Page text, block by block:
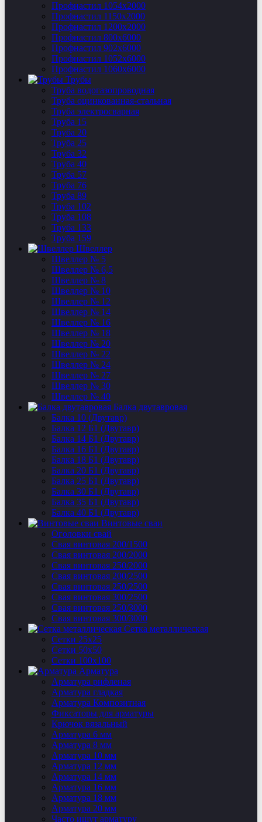
Профнастил 1054х2000
Профнастил 1150х2000
Профнастил 1200х2000
Профнастил 800х6000
Профнастил 902х6000
Профнастил 1052х6000
Профнастил 1060х6000
Трубы
Труба водогазопроводная
Труба оцинкованная-стальная
Труба электросварная
Труба 15
Труба 20
Труба 25
Труба 32
Труба 40
Труба 57
Труба 76
Труба 89
Труба 102
Труба 108
Труба 133
Труба 159
Швеллер
Швеллер № 5
Швеллер № 6,5
Швеллер № 8
Швеллер № 10
Швеллер № 12
Швеллер № 14
Швеллер № 16
Швеллер № 18
Швеллер № 20
Швеллер № 22
Швеллер № 24
Швеллер № 27
Швеллер № 30
Швеллер № 40
Балка двутавровая
Балка 10 (Двутавр)
Балка 12 Б1 (Двутавр)
Балка 14 Б1 (Двутавр)
Балка 16 Б1 (Двутавр)
Балка 18 Б1 (Двутавр)
Балка 20 Б1 (Двутавр)
Балка 25 Б1 (Двутавр)
Балка 30 Б1 (Двутавр)
Балка 35 Б1 (Двутавр)
Балка 40 Б1 (Двутавр)
Винтовые сваи
Оголовки свай
Свая винтовая 200/1500
Свая винтовая 200/2000
Свая винтовая 250/2000
Свая винтовая 200/2500
Свая винтовая 250/2500
Свая винтовая 300/2500
Свая винтовая 250/3000
Свая винтовая 300/3000
Сетка металлическая
Сетки 25х25
Сетки 50х50
Сетки 100х100
Арматура
Арматура рифленая
Арматура гладкая
Арматура Композитная
Фиксаторы для арматуры
Крючок вязальный
Арматура 6 мм
Арматура 8 мм
Арматура 10 мм
Арматура 12 мм
Арматура 14 мм
Арматура 16 мм
Арматура 18 мм
Арматура 20 мм
Часто ищут арматуру